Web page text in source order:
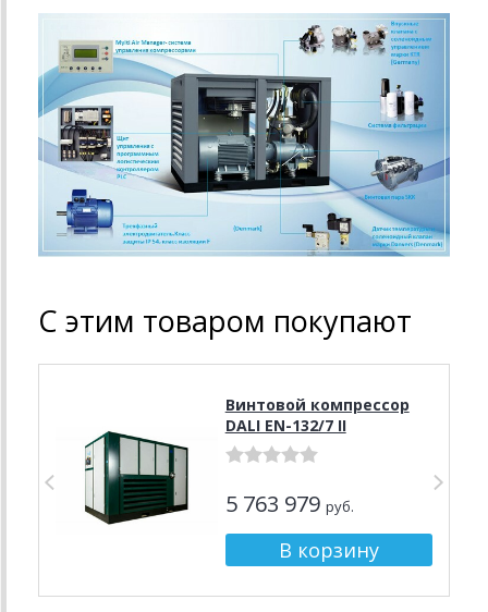
С этим товаром покупают
Винтовой компрессор
DALI EN-132/7 II
5 763 979 руб.